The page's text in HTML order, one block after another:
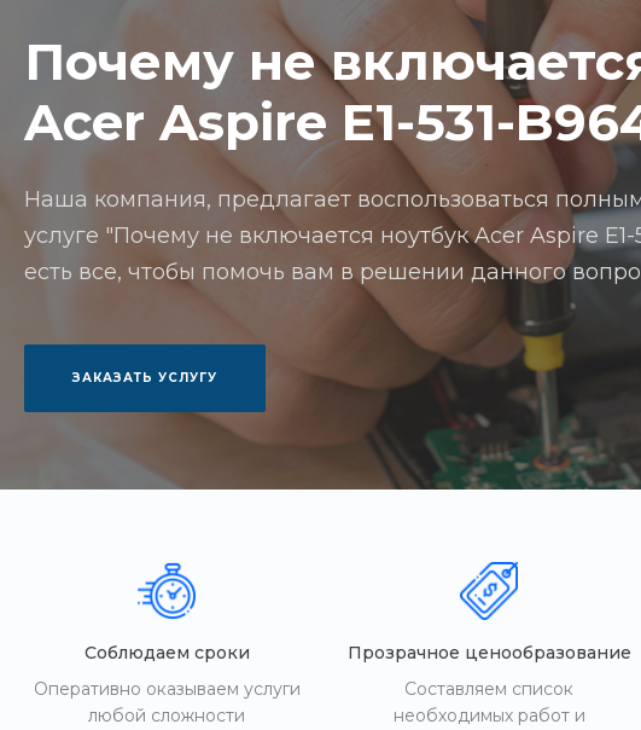
Почему не
Acer Aspire E1-531-
Наша компания, предлагает воспользоваться
услуге "Почему не включается ноутбук Acer Aspire E1-
есть все, чтобы помочь вам в решении данного
ЗАКАЗАТЬ УСЛУГУ
Соблюдаем сроки
Оперативно оказываем услуги
любой сложности
Прозрачное ценообразование
Составляем список
необходимых работ и